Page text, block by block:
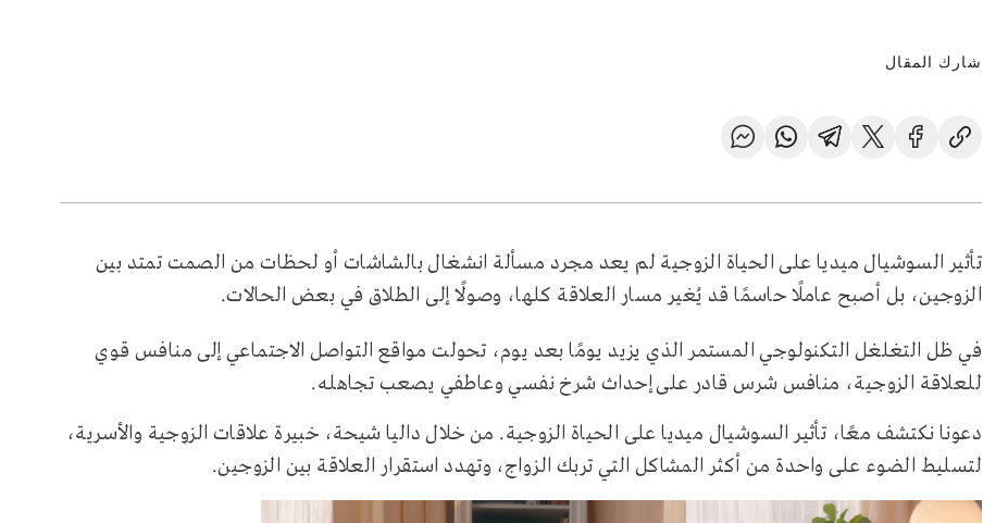
شارك المقال
تأثير السوشيال ميديا على الحياة الزوجية لم يعد مجرد مسألة انشغال بالشاشات أو لحظات من الصمت تمتد بين
الزوجين، بل أصبح عاملًا حاسمًا قد يُغير مسار العلاقة كلها، وصولًا إلى الطلاق في بعض الحالات.
في ظل التغلغل التكنولوجي المستمر الذي يزيد يومًا بعد يوم، تحولت مواقع التواصل الاجتماعي إلى منافس قوي
للعلاقة الزوجية، منافس شرس قادر على إحداث شرخ نفسي وعاطفي يصعب تجاهله.
دعونا نكتشف معًا، تأثير السوشيال ميديا على الحياة الزوجية. من خلال داليا شيحة، خبيرة علاقات الزوجية والأسرية،
لتسليط الضوء على واحدة من أكثر المشاكل التي تربك الزواج، وتهدد استقرار العلاقة بين الزوجين.